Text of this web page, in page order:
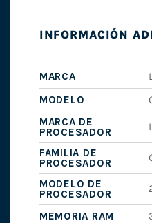
INFORMACIÓN
MARCA
MODELO
MARCA DE
PROCESADOR
FAMILIA DE
PROCESADOR
MODELO DE
PROCESADOR
MEMORIA RAM